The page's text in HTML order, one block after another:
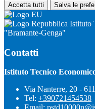
Accetta tutti Salva le
Istituto
"Bramante-Genga"
Contatti
Istituto Tecnico
Via Nanterre, 20 -
Tel: +390721454538